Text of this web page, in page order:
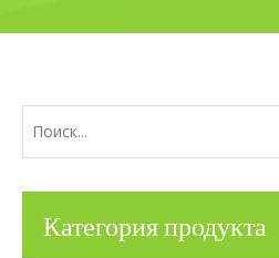
Категория продукта